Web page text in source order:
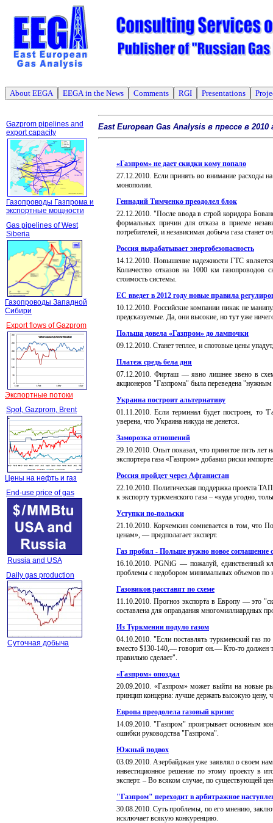
About EEGA EEGA in the News Comments RGI Presentations
Gazprom pipelines and
export capacity
Газопроводы Газпрома и
экспортные мощности
Gas pipelines of West
Siberia
Газопроводы Западной
Сибири
Export flows of Gazprom
Экспортные потоки
Spot, Gazprom, Brent
Цены на нефть и газ
End-use price of gas
Russia and USA
Daily gas production
Суточная добыча
East European Gas Analysis в прессе в 2010
«Газпром» не дает скидки кому попало
27.12.2010. Если принять во внимание расходы
монополии.
Геннадий Тимченко преодолел блок
22.12.2010. "После ввода в строй коридора
формальных причин для отказа в приеме
потребителей, и независимая добыча газа станет
Россия вырабатывает энергобезопасность
14.12.2010. Повышение надежности ГТС
Количество отказов на 1000 км газопроводов
стоимость системы.
ЕС введет в 2012 году новые правила
10.12.2010. Российские компании никак не
предсказуемые. Да, они высокие, но тут уже
Польша довела «Газпром» до лампочки
09.12.2010. Станет теплее, и спотовые цены
Платеж средь бела дня
07.12.2010. Фирташ — явно лишнее звено в
акционеров "Газпрома" была переведена
Украина построит альтернативу
01.11.2010. Если терминал будет построен, то
уверена, что Украина никуда не денется.
Заморозка отношений
29.10.2010.Опыт показал, что принятое пять лет
экспортера газа «Газпром» добавил риски
Россия пройдет через Афганистан
22.10.2010. Политическая поддержка проекта
к экспорту туркменского газа – «куда угодно,
Уступки по-польски
21.10.2010. Корчемкин сомневается в том, что
ценам», — предполагает эксперт.
Газ пробил - Польше нужно новое соглашение
16.10.2010. PGNiG — пожалуй, единственный
проблемы с недобором минимальных объемов по
Газовиков расставят по схеме
11.10.2010. Прогноз экспорта в Европу — это
составлена для оправдания многомиллиардных
Из Туркмении подуло газом
04.10.2010. "Если поставлять туркменский газ
вместо $130-140,— говорит он.— Кто-то должен
правильно сделает".
«Газпром» опоздал
20.09.2010. «Газпром» может выйти на новые
принцип концерна: лучше держать высокую цену,
Европа преодолела газовый кризис
14.09.2010. "Газпром" проигрывает основным
ошибки руководства "Газпрома".
Южный подвох
03.09.2010.Азербайджан уже заявлял о своем
инвестиционное решение по этому проекту в
эксперт. – Во всяком случае, по существующей
"Газпром" переходит в арбитражное
30.08.2010. Суть проблемы, по его мнению,
исключает всякую конкуренцию.